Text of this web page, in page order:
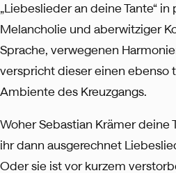
„Liebeslieder an deine Tante“
Melancholie und aberwitziger
Sprache, verwegenen
verspricht dieser einen ebenso
Ambiente des Kreuzgangs.
Woher Sebastian Krämer deine
ihr dann ausgerechnet
Oder sie ist vor kurzem